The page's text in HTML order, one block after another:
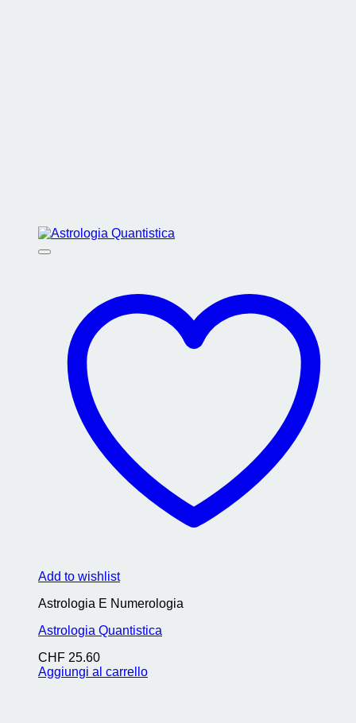
Add to wishlist
Astrologia E Numerologia
Astrologia Quantistica
CHF 25.60
Aggiungi al carrello